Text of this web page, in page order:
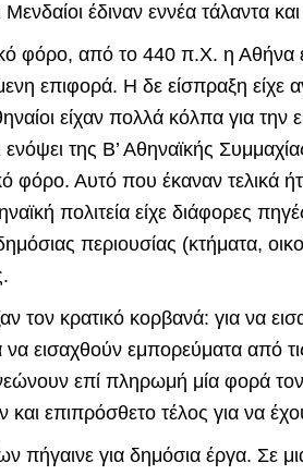
έδιναν εννέα τάλαντα και
φόρο, από το 440 π.Χ. η Αθήνα
επιφορά. Η δε είσπραξη είχε
είχαν πολλά κόλπα για
της Β’ Αθηναϊκής
φόρο. Αυτό που έκαναν τελικά
πολιτεία είχε διάφορες
περιουσίας (κτήματα,
τον κρατικό κορβανά: για να
να εισαχθούν εμπορεύματα από
επί πληρωμή μία φορά
και επιπρόσθετο τέλος για να
πήγαινε για δημόσια έργα. Σε